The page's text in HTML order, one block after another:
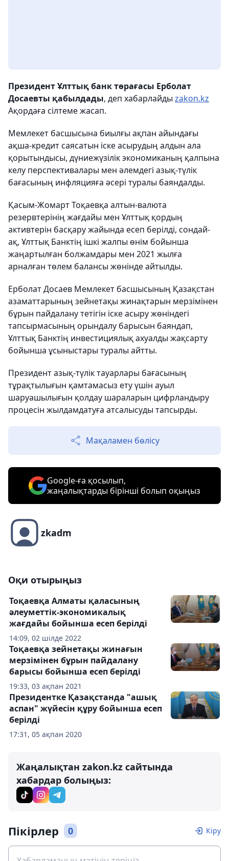
Президент Ұлттық банк төрағасы Ерболат
Досаевты қабылдады, деп хабарлайды zakon.kz
Ақордаға сілтеме жасап.
Мемлекет басшысына биылғы ақпан айындағы
ақша-кредит саясатын іске асырудың алдын ала
қорытындысы, дүниежүзілік экономиканың қалпына
келу перспективалары мен әлемдегі азық-түлік
бағасының инфляцияға әсері туралы баяндалды.
Қасым-Жомарт Тоқаевқа алтын-валюта
резервтерінің жағдайы мен Ұлттық қордың
активтерін басқару жайында есеп берілді, сондай-
ақ, Ұлттық Банктің ішкі жалпы өнім бойынша
жаңартылған болжамдары мен 2021 жылға
арналған төлем балансы жөнінде айтылды.
Ерболат Досаев Мемлекет басшысының Қазақстан
азаматтарының зейнетақы жинақтарын мерзімінен
бұрын пайдалану тетігін іске асыру жөніндегі
тапсырмасының орындалу барысын баяндап,
Ұлттық Банктің инвестициялық ахуалды жақсарту
бойынша ұсыныстары туралы айтты.
Президент азық-түлік тауарлары бағасының
тұрақтылығын қамтамасыз ету үшін ауыл
шаруашылығын қолдау шараларын цифрландыру
процесін жылдамдатуға атсалысуды тапсырды.
Мақаламен бөлісу
Google-ға қосылып,
жаңалықтарды бірінші болып оқыңыз
zkadm
Оқи отырыңыз
14:09, 02 шілде 2022
Тоқаевқа Алматы қаласының
әлеуметтік-экономикалық
жағдайы бойынша есеп берілді
19:33, 03 ақпан 2021
Тоқаевқа зейнетақы жинағын
мерзімінен бұрын пайдалану
барысы бойынша есеп берілді
17:31, 05 ақпан 2020
Президентке Қазақстанда "ашық
аспан" жүйесін құру бойынша есеп
берілді
Жаңалықтан zakon.kz сайтында
хабардар болыңыз:
Пікірлер 0 Кіру